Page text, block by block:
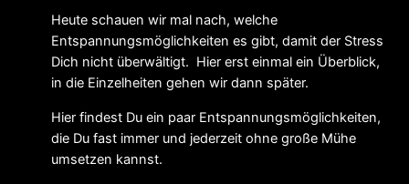
Heute schauen wir mal nach, welche
Entspannungsmöglichkeiten es gibt, damit der Stress
Dich nicht überwältigt. Hier erst einmal ein Überblick,
in die Einzelheiten gehen wir dann später.
Hier findest Du ein paar Entspannungsmöglichkeiten,
die Du fast immer und jederzeit ohne große Mühe
umsetzen kannst.